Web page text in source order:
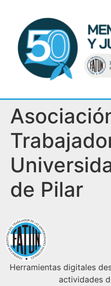
de Pilar
Herramientas digitales
actividades